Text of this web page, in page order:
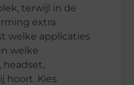
terwijl in de
extra
welke applicaties
welke
headset,
hoort. Kies